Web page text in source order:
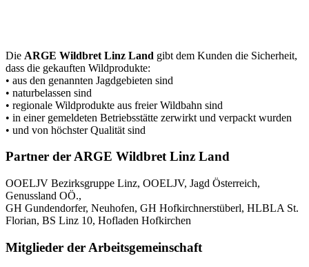
Die ARGE Wildbret Linz Land gibt dem Kunden die Sicherheit,
dass die gekauften Wildprodukte:
• aus den genannten Jagdgebieten sind
• naturbelassen sind
• regionale Wildprodukte aus freier Wildbahn sind
• in einer gemeldeten Betriebsstätte zerwirkt und verpackt wurden
• und von höchster Qualität sind
Partner der ARGE Wildbret Linz Land
OOELJV Bezirksgruppe Linz, OOELJV, Jagd Österreich,
Genussland OÖ.,
GH Gundendorfer, Neuhofen, GH Hofkirchnerstüberl, HLBLA St.
Florian, BS Linz 10, Hofladen Hofkirchen
Mitglieder der Arbeitsgemeinschaft